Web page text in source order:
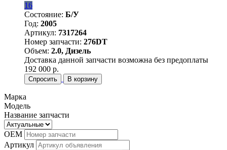
16
Состояние: Б/У
Год: 2005
Артикул: 7317264
Номер запчасти: 276DT
Объем: 2.0, Дизель
Доставка данной запчасти возможна без предоплаты
192 000 р.
Спросить В корзину
Марка
Модель
Название запчасти
OEM
Артикул